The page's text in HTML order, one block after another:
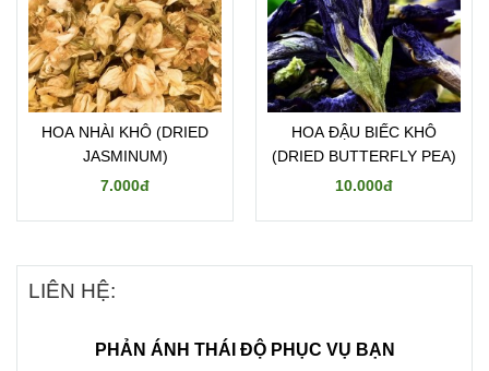
HOA NHÀI KHÔ (DRIED
JASMINUM)
7.000đ
HOA ĐẬU BIẾC KHÔ
(DRIED BUTTERFLY PEA)
10.000đ
LIÊN HỆ:
PHẢN ÁNH THÁI ĐỘ PHỤC VỤ BẠN